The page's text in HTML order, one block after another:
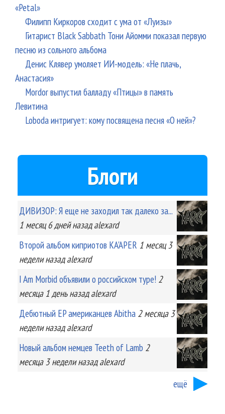
«Petal»
Филипп Киркоров сходит с ума от «Луизы»
Гитарист Black Sabbath Тони Айомми показал первую
песню из сольного альбома
Денис Клявер умоляет ИИ-модель: «Не плачь,
Анастасия»
Mordor выпустил балладу «Птицы» в память
Левитина
Loboda интригует: кому посвящена песня «О ней»?
Блоги
ДИВИЗОР: Я еще не заходил так далеко за...
1 месяц 6 днейназад alexard
Второй альбом киприотов KA'APER 1 месяц 3
неделиназад alexard
I Am Morbid объявили о российском туре! 2
месяца 1 деньназад alexard
Дебютный EP американцев Abitha 2 месяца 3
неделиназад alexard
Новый альбом немцев Teeth of Lamb 2
месяца 3 неделиназад alexard
ещё